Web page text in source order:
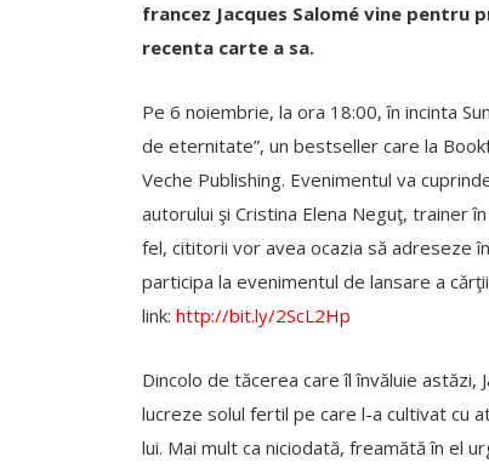
francez Jacques Salomé vine pentru
recenta carte a sa.
Pe 6 noiembrie, la ora 18:00, în incinta
de eternitate”, un bestseller care la
Veche Publishing. Evenimentul va
autorului şi Cristina Elena Neguţ, trainer
fel, cititorii vor avea ocazia să adreseze
participa la evenimentul de lansare a
link: http://bit.ly/2ScL2Hp
Dincolo de tăcerea care îl învăluie astăzi,
lucreze solul fertil pe care l-a cultivat cu
lui. Mai mult ca niciodată, freamătă în el